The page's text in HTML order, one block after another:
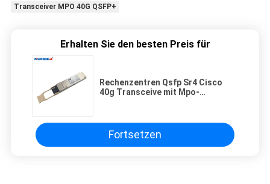
Transceiver MPO 40G QSFP+
Erhalten Sie den besten Preis für
Rechenzentren Qsfp Sr4 Cisco
40g Transceive mit Mpo-
Fortsetzen